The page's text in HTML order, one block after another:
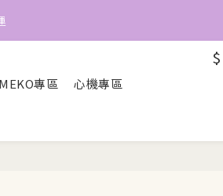
4
2
1
$
MEKO專區 心機專區